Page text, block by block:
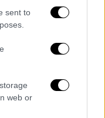
sent to
web or
να
του ιού